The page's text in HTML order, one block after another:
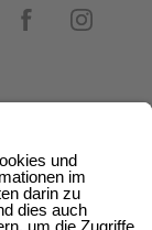
facebook instagram